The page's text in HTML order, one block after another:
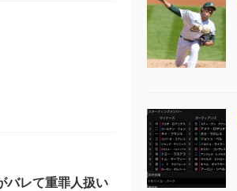
バレて重罪人扱い